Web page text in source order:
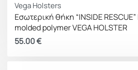
Vega Holsters
Εσωτερική θήκη “INSIDE
molded polymer VEGA HOLSTER
55.00€